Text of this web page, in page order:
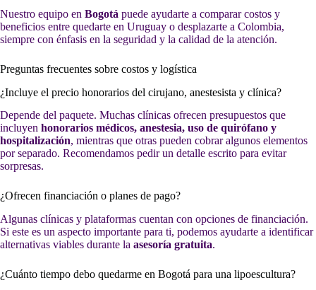
Nuestro equipo en Bogotá puede ayudarte a comparar costos y
beneficios entre quedarte en Uruguay o desplazarte a Colombia,
siempre con énfasis en la seguridad y la calidad de la atención.
Preguntas frecuentes sobre costos y logística
¿Incluye el precio honorarios del cirujano, anestesista y clínica?
Depende del paquete. Muchas clínicas ofrecen presupuestos que
incluyen honorarios médicos, anestesia, uso de quirófano y
hospitalización, mientras que otras pueden cobrar algunos elementos
por separado. Recomendamos pedir un detalle escrito para evitar
sorpresas.
¿Ofrecen financiación o planes de pago?
Algunas clínicas y plataformas cuentan con opciones de financiación.
Si este es un aspecto importante para ti, podemos ayudarte a identificar
alternativas viables durante la asesoría gratuita.
¿Cuánto tiempo debo quedarme en Bogotá para una lipoescultura?